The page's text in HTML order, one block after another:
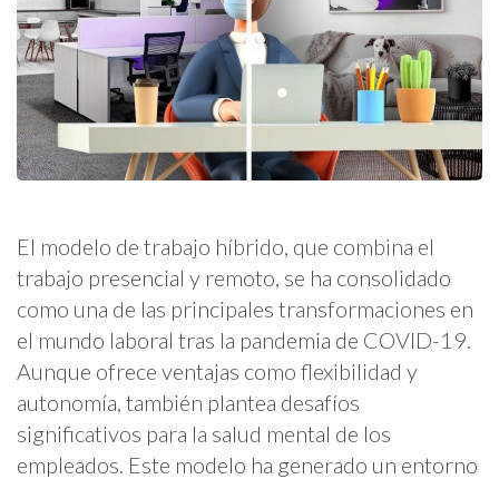
El modelo de trabajo híbrido, que combina el
trabajo presencial y remoto, se ha consolidado
como una de las principales transformaciones en
el mundo laboral tras la pandemia de COVID-19.
Aunque ofrece ventajas como flexibilidad y
autonomía, también plantea desafíos
significativos para la salud mental de los
empleados. Este modelo ha generado un entorno